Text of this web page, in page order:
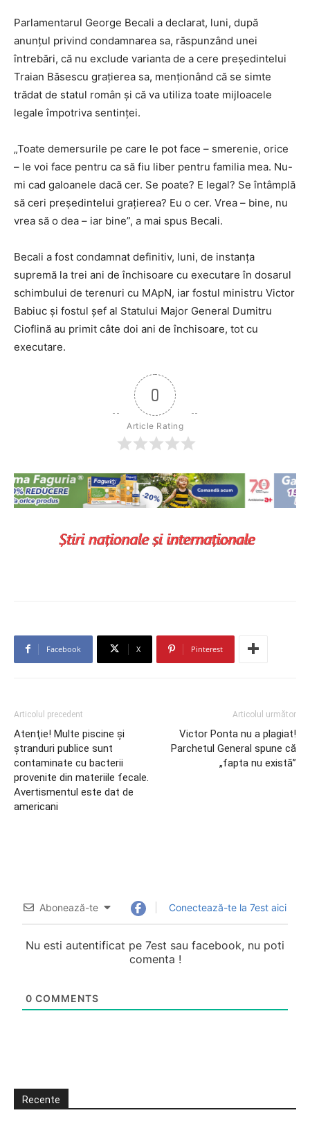
Parlamentarul George Becali a declarat, luni, după
anunţul privind condamnarea sa, răspunzând unei
întrebări, că nu exclude varianta de a cere preşedintelui
Traian Băsescu graţierea sa, menţionând că se simte
trădat de statul român şi că va utiliza toate mijloacele
legale împotriva sentinţei.
„Toate demersurile pe care le pot face – smerenie, orice
– le voi face pentru ca să fiu liber pentru familia mea. Nu-
mi cad galoanele dacă cer. Se poate? E legal? Se întâmplă
să ceri preşedintelui graţierea? Eu o cer. Vrea – bine, nu
vrea să o dea – iar bine”, a mai spus Becali.
Becali a fost condamnat definitiv, luni, de instanţa
supremă la trei ani de închisoare cu executare în dosarul
schimbului de terenuri cu MApN, iar fostul ministru Victor
Babiuc şi fostul şef al Statului Major General Dumitru
Cioflină au primit câte doi ani de închisoare, tot cu
executare.
0
Article Rating
Facebook X Pinterest
Articolul precedent
Atenţie! Multe piscine şi
ştranduri publice sunt
contaminate cu bacterii
provenite din materiile fecale.
Avertismentul este dat de
americani
Articolul următor
Victor Ponta nu a plagiat!
Parchetul General spune că
„fapta nu există”
Abonează-te Conectează-te la 7est aici
Nu esti autentificat pe 7est sau facebook, nu poti
comenta !
0 COMMENTS
Recente